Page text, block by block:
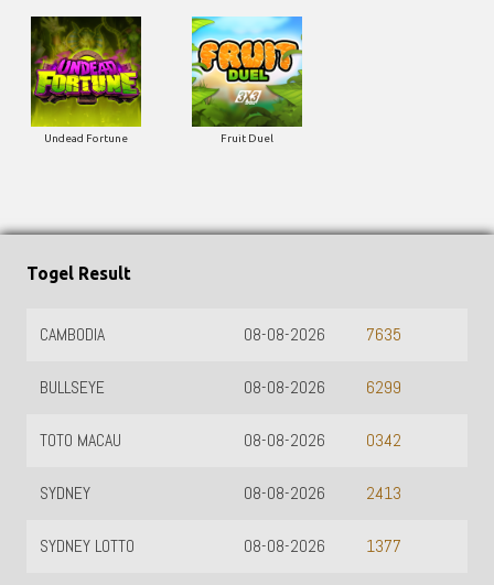
Undead Fortune Fruit Duel
Togel Result
CAMBODIA 7635
08-08-2026
BULLSEYE 6299
08-08-2026
TOTO MACAU 0342
08-08-2026
SYDNEY 2413
08-08-2026
SYDNEY LOTTO 1377
08-08-2026